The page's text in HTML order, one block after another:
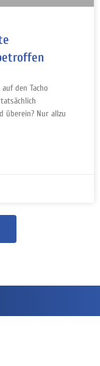
den Tacho
überein? Nur allzu